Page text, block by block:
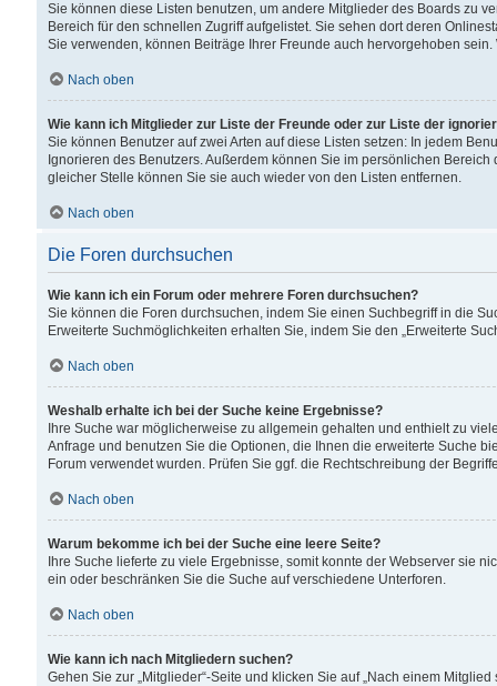
Sie können diese Listen benutzen, um andere Mitglieder des Boards zu
Bereich für den schnellen Zugriff aufgelistet. Sie sehen dort deren
Sie verwenden, können Beiträge Ihrer Freunde auch hervorgehoben
Nach oben
Wie kann ich Mitglieder zur Liste der Freunde oder zur Liste der
Sie können Benutzer auf zwei Arten auf diese Listen setzen: In jedem
Ignorieren des Benutzers. Außerdem können Sie im persönlichen
gleicher Stelle können Sie sie auch wieder von den Listen entfernen.
Nach oben
Die Foren durchsuchen
Wie kann ich ein Forum oder mehrere Foren durchsuchen?
Sie können die Foren durchsuchen, indem Sie einen Suchbegriff in die
Erweiterte Suchmöglichkeiten erhalten Sie, indem Sie den „Erweiterte
Nach oben
Weshalb erhalte ich bei der Suche keine Ergebnisse?
Ihre Suche war möglicherweise zu allgemein gehalten und enthielt zu
Anfrage und benutzen Sie die Optionen, die Ihnen die erweiterte Suche
Forum verwendet wurden. Prüfen Sie ggf. die Rechtschreibung der
Nach oben
Warum bekomme ich bei der Suche eine leere Seite?
Ihre Suche lieferte zu viele Ergebnisse, somit konnte der Webserver sie
ein oder beschränken Sie die Suche auf verschiedene Unterforen.
Nach oben
Wie kann ich nach Mitgliedern suchen?
Gehen Sie zur „Mitglieder“-Seite und klicken Sie auf „Nach einem Mitglied